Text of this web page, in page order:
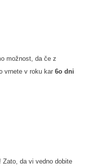
možnost, da če z
vrnete v roku kar 6o dni
! Zato, da vi vedno dobite